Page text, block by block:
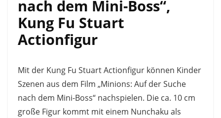
nach dem Mini-Boss“,
Kung Fu Stuart
Actionfigur
Mit der Kung Fu Stuart Actionfigur können Kinder
Szenen aus dem Film „Minions: Auf der Suche
nach dem Mini-Boss“ nachspielen. Die ca. 10 cm
große Figur kommt mit einem Nunchaku als